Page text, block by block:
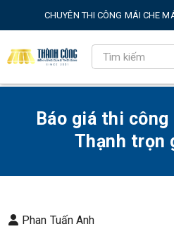
CHUYÊN THI CÔNG MÁI CHE
Báo giá thi
Thạnh trọn
Phan Tuấn Anh